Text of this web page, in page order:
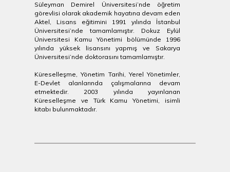
Süleyman Demirel Üniversitesi’nde öğretim
görevlisi olarak akademik hayatına devam eden
Aktel, Lisans eğitimini 1991 yılında İstanbul
Üniversitesi’nde tamamlamıştır. Dokuz Eylül
Üniversitesi Kamu Yönetimi bölümünde 1996
yılında yüksek lisansını yapmış ve Sakarya
Üniversitesi’nde doktorasını tamamlamıştır.
Küreselleşme, Yönetim Tarihi, Yerel Yönetimler,
E-Devlet alanlarında çalışmalarına devam
etmektedir. 2003 yılında yayınlanan
Küreselleşme ve Türk Kamu Yönetimi, isimli
kitabı bulunmaktadır.